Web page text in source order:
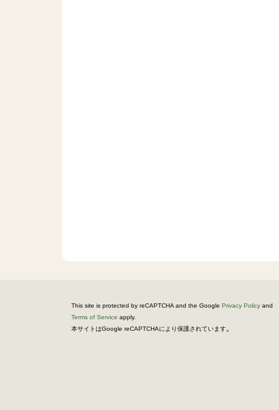
This site is protected by reCAPTCHA and the Google Privacy Policy and
Terms of Service apply.
本サイトはGoogle reCAPTCHAにより保護されています。